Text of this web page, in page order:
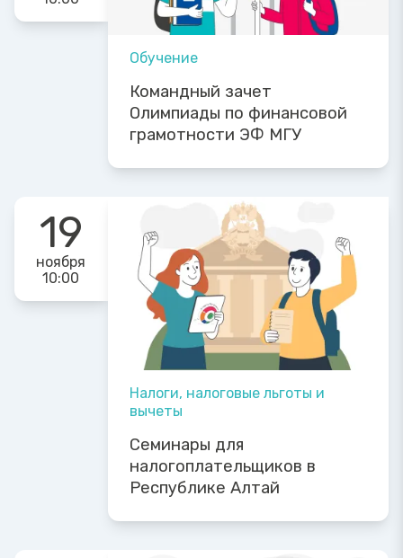
Обучение
Командный зачет
Олимпиады по финансовой
грамотности ЭФ МГУ
19
ноября
10:00
Налоги, налоговые льготы и
вычеты
Семинары для
налогоплательщиков в
Республике Алтай